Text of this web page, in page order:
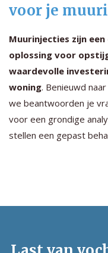
voor je
Muurinjecties zijn
oplossing voor
waardevolle
woning. Benieuwd
we beantwoorden je
voor een grondige
stellen een gepast